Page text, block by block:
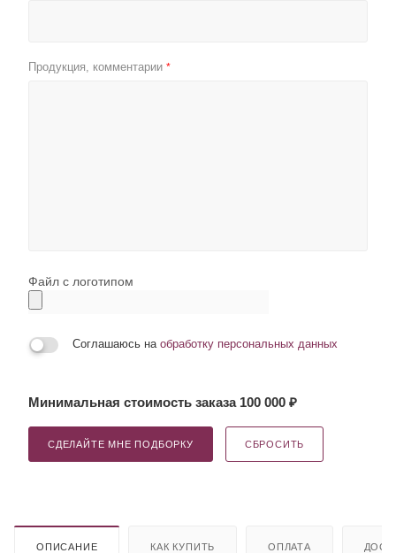
Продукция, комментарии *
Файл с логотипом
Соглашаюсь на обработку персональных данных
Минимальная стоимость заказа 100 000 ₽
СДЕЛАЙТЕ МНЕ ПОДБОРКУ СБРОСИТЬ
ОПИСАНИЕ КАК КУПИТЬ ОПЛАТА